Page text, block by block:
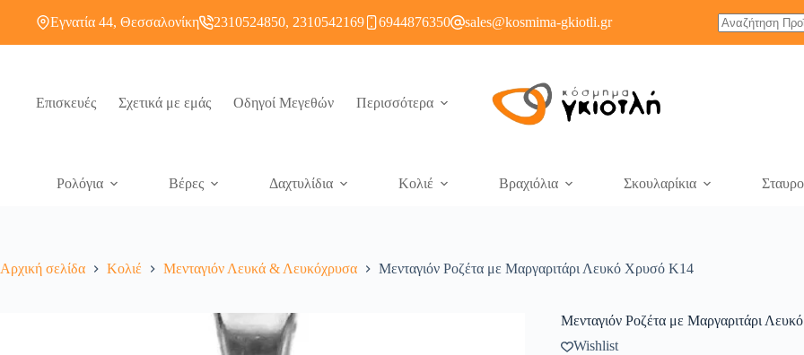
Εγνατία 44, Θεσσαλονίκη 2310524850, 2310542169 6944876350 sales@kosmima-gkiotli.gr
Επισκευές Σχετικά με εμάς Οδηγοί Μεγεθών Περισσότερα
Ρολόγια Βέρες Δαχτυλίδια Κολιέ Βραχιόλια Σκουλαρίκια
Αρχική σελίδα Κολιέ Μενταγιόν Λευκά & Λευκόχρυσα Μενταγιόν Ροζέτα με Μαργαριτάρι Λευκό Χρυσό Κ14
Μενταγιόν Ροζέτα με Μαργαριτάρι
Wishlist